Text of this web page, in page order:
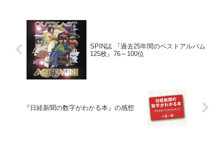
SPIN誌 『過去25年間のベストアルバム
125枚』76～100位
『日経新聞の数字がわかる本』の感想